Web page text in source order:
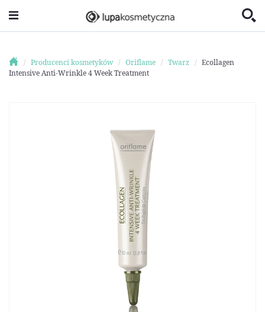
Producenci kosmetyków Oriflame Twarz
Ecollagen
Intensive Anti-Wrinkle 4 Week Treatment